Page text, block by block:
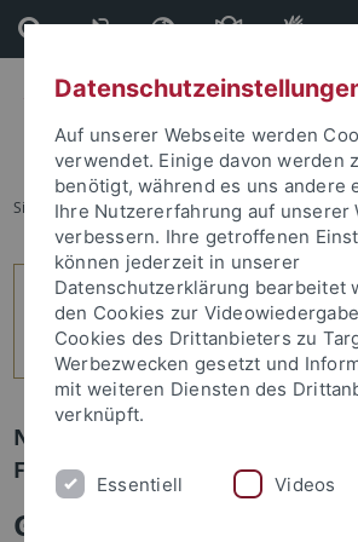
Direkt
zum
Inhalt
Direkt
zur
Fußleiste
Sie sind hier: Startseite ... 3
Newsletter Uni Tübingen
Forschung
Große Erfolge beim
Auf unserer Webseite werden
verwendet. Einige davon werden
benötigt, während es uns andere
Ihre Nutzererfahrung auf unserer
verbessern. Ihre getroffenen
können jederzeit in unserer
Datenschutzerklärung bearbeitet
den Cookies zur
Cookies des Drittanbieters zu
Werbezwecken gesetzt und
mit weiteren Diensten des
verknüpft.
Essentiell Videos